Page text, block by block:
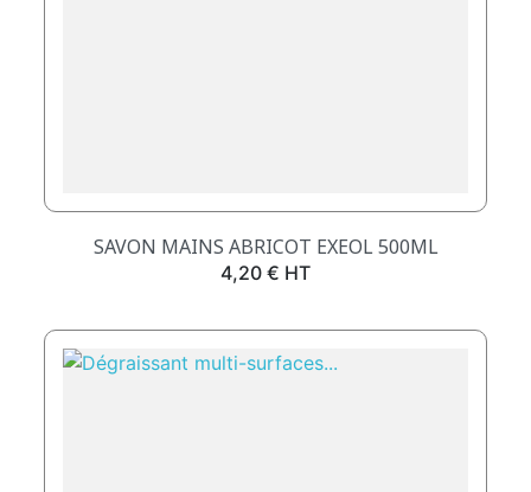
SAVON MAINS ABRICOT EXEOL 500ML
Prix
4,20 € HT